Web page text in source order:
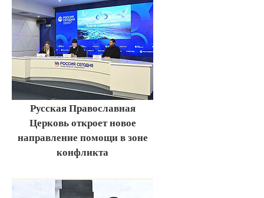
Русская Православная
Церковь откроет новое
направление помощи в зоне
конфликта